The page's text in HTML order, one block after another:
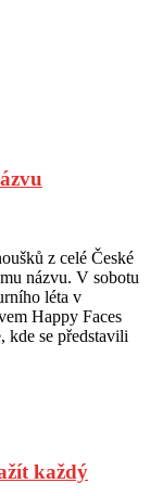
z celé České
názvu. V sobotu
léta v
Happy Faces
kde se představili
každý